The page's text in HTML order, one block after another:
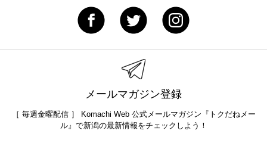
メールマガジン登録
［ 毎週金曜配信 ］ Komachi Web 公式メールマガジン『トクだねメー
ル』で新潟の最新情報をチェックしよう！